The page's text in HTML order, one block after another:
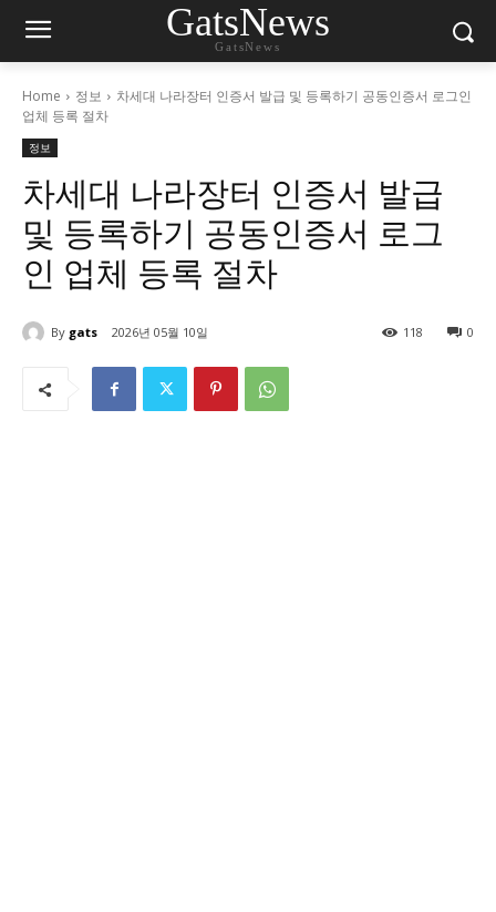
GatsNews
GatsNews
Home 정보
차세대 나라장터 인증서 발급 및 등록하기 공동인증서 로그인
업체 등록 절차
정보
차세대 나라장터 인증서 발급
및 등록하기 공동인증서 로그
인 업체 등록 절차
By gats 2026년 05월 10일 0
118